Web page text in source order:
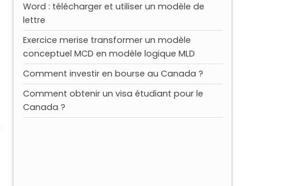
Word : télécharger et utiliser un modèle de
lettre
Exercice merise transformer un modèle
conceptuel MCD en modèle logique MLD
Comment investir en bourse au Canada ?
Comment obtenir un visa étudiant pour le
Canada ?